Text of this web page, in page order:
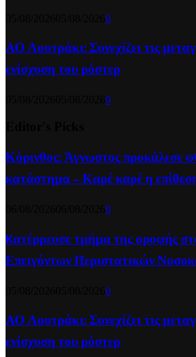
0
ΑΟ Λουτράκι: Συνεχίζει τις
ενίσχυση του ρόστερ
0
Κόρινθος: Άγνωστος προκάλεσε
κατάστημα – Καρέ καρέ η
0
Kατέρρευσε τμήμα της οροφής
Επειγόντων Περιστατικών
0
ΑΟ Λουτράκι: Συνεχίζει τις
ενίσχυση του ρόστερ